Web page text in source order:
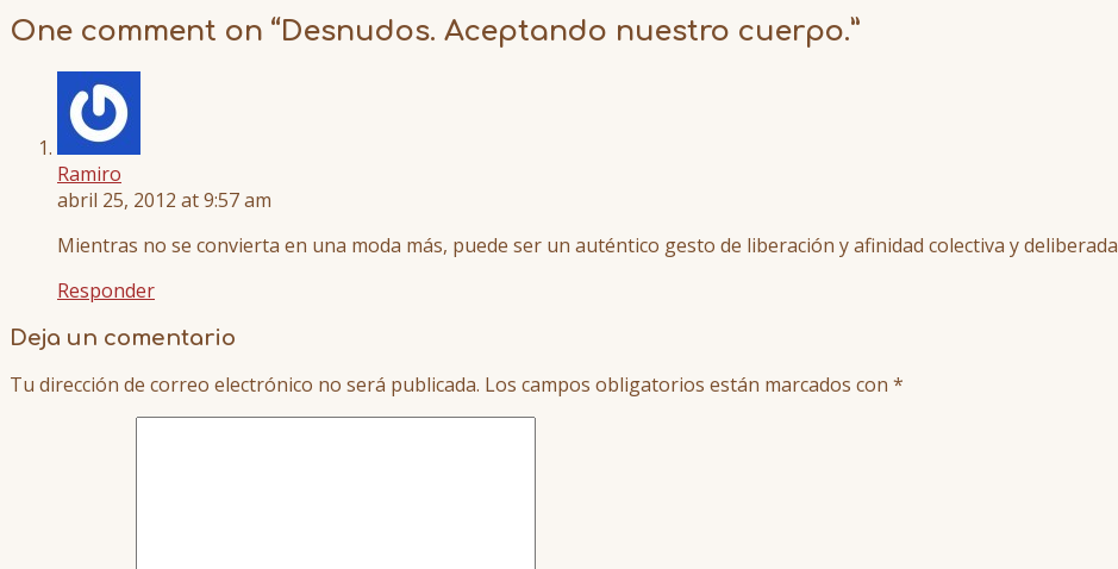
One comment on “Desnudos. Aceptando nuestro cuerpo.”
Ramiro
abril 25, 2012 at 9:57 am
Mientras no se convierta en una moda más, puede ser un auténtico gesto de liberación y afinidad colectiva y deliberada
Responder
Deja un comentario
Tu dirección de correo electrónico no será publicada. Los campos obligatorios están marcados con *